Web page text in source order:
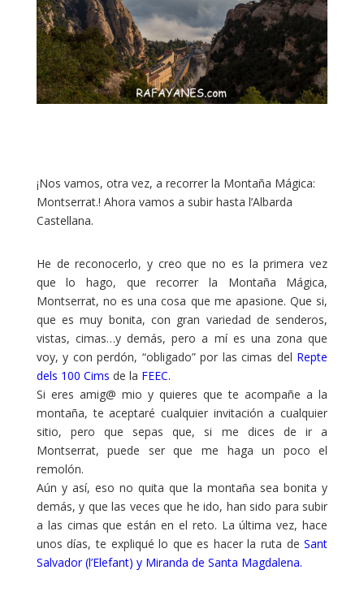
¡Nos vamos, otra vez, a recorrer la Montaña Mágica:
Montserrat.! Ahora vamos a subir hasta l’Albarda
Castellana.
He de reconocerlo, y creo que no es la primera vez
que lo hago, que recorrer la Montaña Mágica,
Montserrat, no es una cosa que me apasione. Que si,
que es muy bonita, con gran variedad de senderos,
vistas, cimas…y demás, pero a mí es una zona que
voy, y con perdón, “obligado” por las cimas del Repte
dels 100 Cims de la FEEC.
Si eres amig@ mio y quieres que te acompañe a la
montaña, te aceptaré cualquier invitación a cualquier
sitio, pero que sepas que, si me dices de ir a
Montserrat, puede ser que me haga un poco el
remolón.
Aún y así, eso no quita que la montaña sea bonita y
demás, y que las veces que he ido, han sido para subir
a las cimas que están en el reto. La última vez, hace
unos días, te expliqué lo que es hacer la ruta deSant
Salvador (l’Elefant) y Miranda de Santa Magdalena.